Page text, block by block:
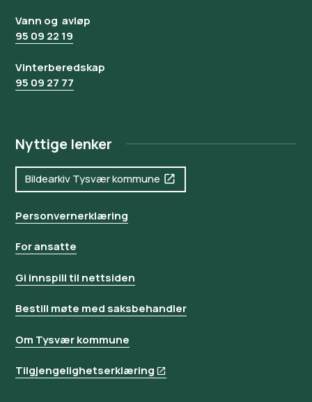
Vann og avløp
95 09 22 19
Vinterberedskap
95 09 27 77
Nyttige lenker
Bildearkiv Tysvær kommune
Personvernerklæring
For ansatte
Gi innspill til nettsiden
Bestill møte med saksbehandler
Om Tysvær kommune
Tilgjengelighetserklæring